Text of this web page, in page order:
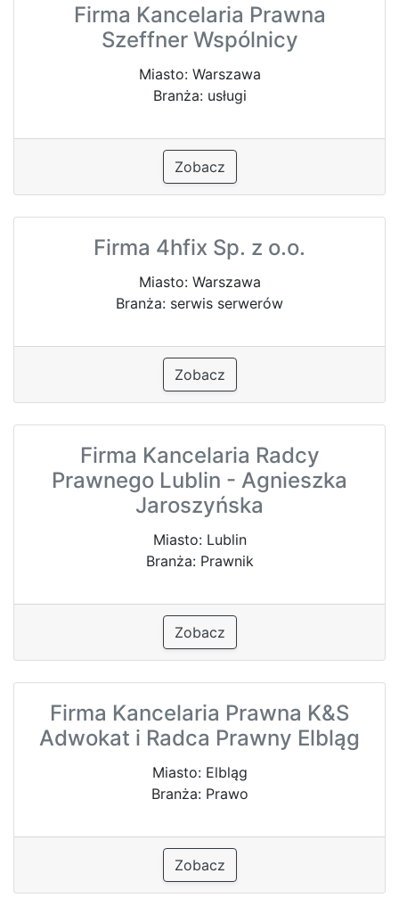
Firma Kancelaria Prawna
Szeffner Wspólnicy
Miasto: Warszawa
Branża: usługi
Zobacz
Firma 4hfix Sp. z o.o.
Miasto: Warszawa
Branża: serwis serwerów
Zobacz
Firma Kancelaria Radcy
Prawnego Lublin - Agnieszka
Jaroszyńska
Miasto: Lublin
Branża: Prawnik
Zobacz
Firma Kancelaria Prawna K&S
Adwokat i Radca Prawny Elbląg
Miasto: Elbląg
Branża: Prawo
Zobacz